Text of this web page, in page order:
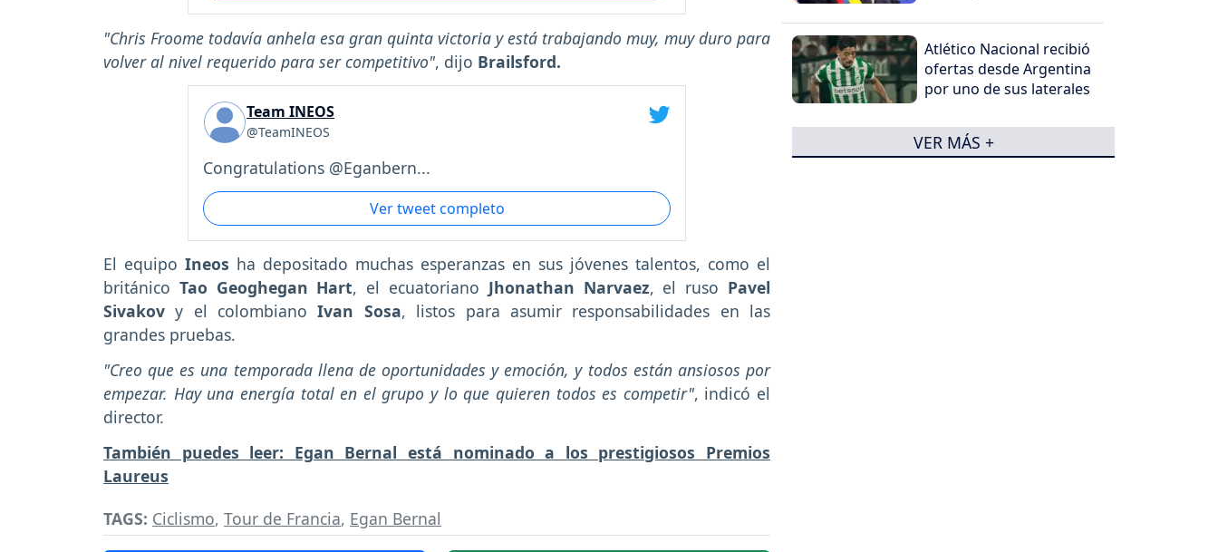
"Chris Froome todavía anhela esa gran quinta victoria y está trabajando muy, muy duro para
volver al nivel requerido para ser competitivo", dijo Brailsford.
Team INEOS
@TeamINEOS
Congratulations @Eganbern...
Ver tweet completo
El equipo Ineos ha depositado muchas esperanzas en sus jóvenes talentos, como el
británico Tao Geoghegan Hart, el ecuatoriano Jhonathan Narvaez, el ruso Pavel
Sivakov y el colombianoIvan Sosa, listos para asumir responsabilidades en las
grandes pruebas.
"Creo que es una temporada llena de oportunidades y emoción, y todos están ansiosos por
empezar. Hay una energía total en el grupo y lo que quieren todos es competir", indicó el
director.
También puedes leer: Egan Bernal está nominado a los prestigiosos Premios
Laureus
TAGS: Ciclismo, Tour de Francia, Egan Bernal
Atlético Nacional recibió
ofertas desde Argentina
por uno de sus laterales
VER MÁS +